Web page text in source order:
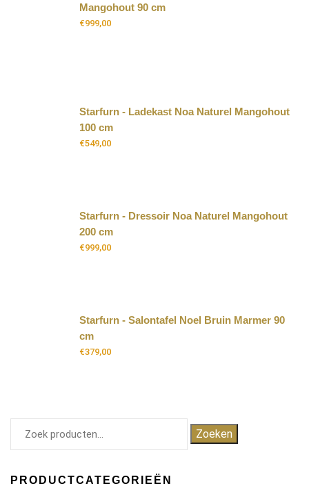
Mangohout 90 cm
€999,00
Starfurn - Ladekast Noa Naturel Mangohout
100 cm
€549,00
Starfurn - Dressoir Noa Naturel Mangohout
200 cm
€999,00
Starfurn - Salontafel Noel Bruin Marmer 90
cm
€379,00
Zoeken
PRODUCTCATEGORIEËN